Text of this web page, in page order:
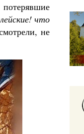
что
не